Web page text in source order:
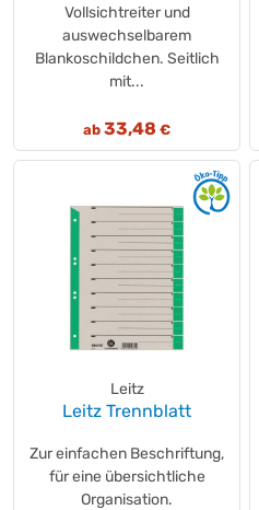
Vollsichtreiter und
auswechselbarem
Blankoschildchen. Seitlich
mit...
ab 33,48 €
Leitz
Leitz Trennblatt
Zur einfachen Beschriftung,
für eine übersichtliche
Organisation.